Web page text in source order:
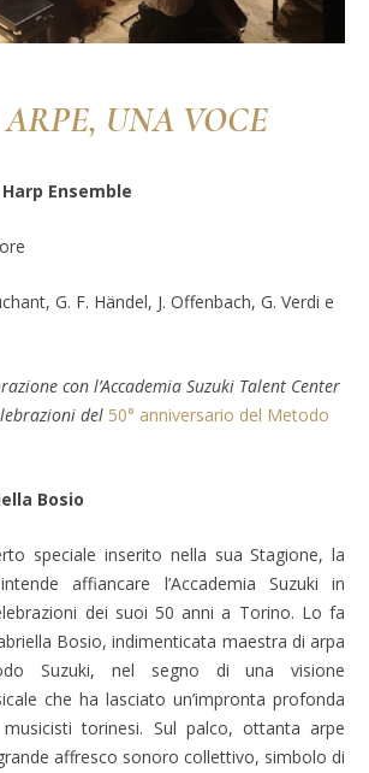
UNA VOCE
Ensemble
G. F. Händel, J. Offenbach, G. Verdi e
con l’Accademia Suzuki Talent Center
del 50° anniversario del Metodo
Bosio
speciale inserito nella sua Stagione, la
affiancare l’Accademia Suzuki in
dei suoi 50 anni a Torino. Lo fa
Bosio, indimenticata maestra di arpa
Suzuki, nel segno di una visione
che ha lasciato un’impronta profonda
torinesi. Sul palco, ottanta arpe
affresco sonoro collettivo, simbolo di